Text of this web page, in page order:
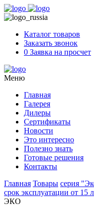
Skip
to
Каталог товаров
Заказать звонок
0 Заявка на просчет
Меню
Главная
Галерея
Дилеры
Сертификаты
Новости
Это интересно
Полезно знать
Готовые решения
Контакты
Главная Товары серия
срок эксплуатации от 15
ЭКО